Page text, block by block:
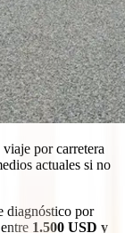
por carretera
actuales si no
diagnóstico por
1.500 USD y